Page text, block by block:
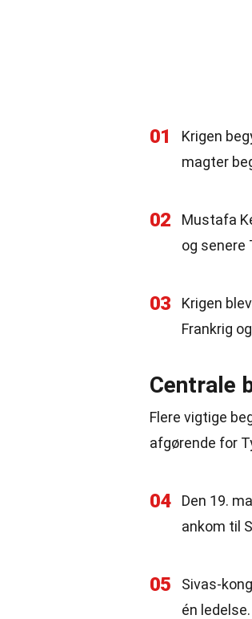
01
Krigen
magter
02
Mustafa
og
03 Krigen
Frankrig
Centrale
Flere vigtige
afgørende for
04
Den 19.
ankom til
05
Sivas-
én ledelse.